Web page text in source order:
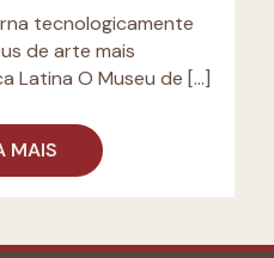
tecnologicamente
de arte mais
Latina O Museu de […]
MAIS